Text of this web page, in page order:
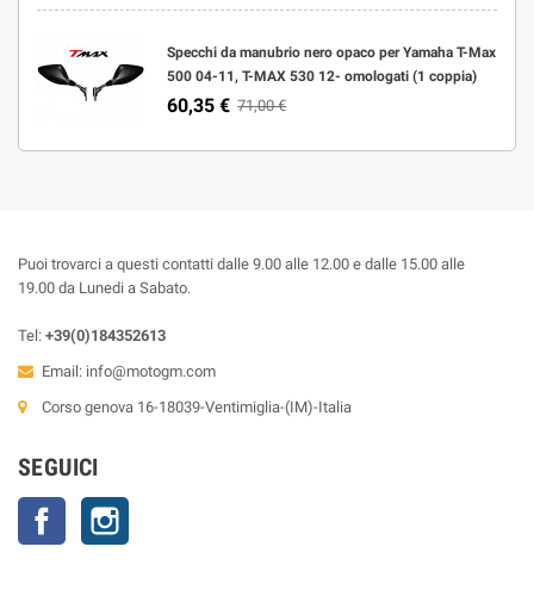
Specchi da manubrio nero opaco per Yamaha T-Max
500 04-11, T-MAX 530 12- omologati (1 coppia)
60,35 € 71,00 €
Puoi trovarci a questi contatti dalle 9.00 alle 12.00 e dalle 15.00 alle
19.00 da Lunedi a Sabato.
Tel: +39(0)184352613
Email: info@motogm.com
Corso genova 16-18039-Ventimiglia-(IM)-Italia
SEGUICI
Facebook